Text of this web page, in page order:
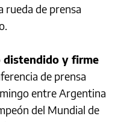
rueda de prensa
distendido y firme
de prensa
entre Argentina
del Mundial de